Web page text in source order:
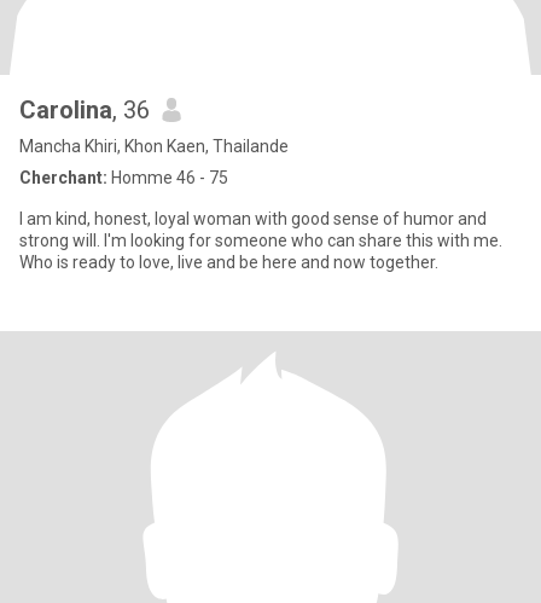
Carolina, 36
Mancha Khiri, Khon Kaen, Thailande
Cherchant: Homme 46 - 75
I am kind, honest, loyal woman with good sense of humor and
strong will. I'm looking for someone who can share this with me.
Who is ready to love, live and be here and now together.